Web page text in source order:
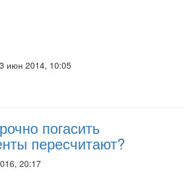
июн 2014, 10:05
погасить
пересчитают?
20:17